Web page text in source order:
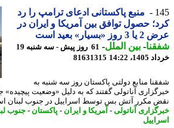
منبع پاکستانی ادعای ترامپ را رد
حصول توافق بین آمریکا و ایران در
بعید است
-بین الملل-
61 روز پیش - سه شنبه 19
14:22
81631315
منابع دولتی پاکستان روز سه شنبه به
آناتولی گفتند که به دلیل «وضعیت پیچیده»
مکرر آتش بس توسط اسراییل در جنوب لبنان است، -
آناتولی-آمریکا و ایران - پاکستان-جنوب لبنان